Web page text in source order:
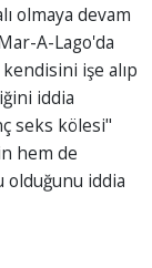
olmaya devam
A-Lago'da
işe alıp
iddia
seks kölesi"
hem de
olduğunu iddia